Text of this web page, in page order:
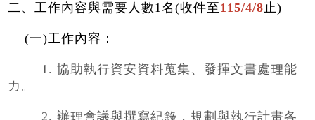
二、工作內容與需要人數1名(收件至115/4/8止)
(一)工作內容：
1. 協助執行資安資料蒐集、發揮文書處理能
力。
2. 辦理會議與撰寫紀錄，規劃與執行計畫各